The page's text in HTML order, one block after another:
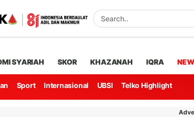
SYARIAH SKOR KHAZANAH IQRA
Sport Internasional UBSI Telko Highlight